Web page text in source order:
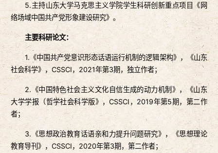
5.主持山东大学马克思主义学院学生科研创新重点项目《网
络场域中国共产党形象建设研究》。
主要科研论文：
1.《中国共产党意识形态话语运行机制的逻辑架构》，《山东
社会科学》，CSSCI，2021年第3期，独立作者；
2.《中国特色社会主义文化自信生成的动力机制》，《山东
大学学报（哲学社会科学版》，CSSCI，2019年第5期，第二作
者；
3.《思想政治教育话语亲和力提升问题研究》，《思想理论
教育导刊》，CSSCI，2020年第3期，第二作者；